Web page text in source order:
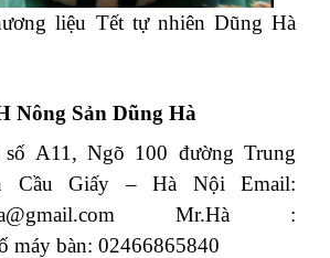
liệu Tết tự nhiên Dũng Hà
Nông Sản Dũng Hà
A11, Ngõ 100 đường Trung
Cầu Giấy – Hà Nội
Email:
Mr.Hà :
máy bàn: 02466865840